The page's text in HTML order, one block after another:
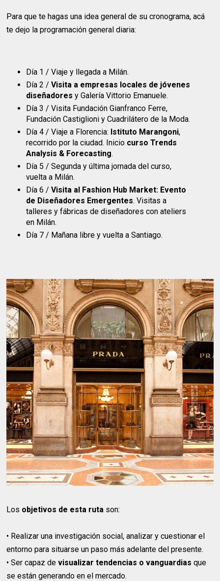
Para que te hagas una idea general de su cronograma, acá
te dejo la programación general diaria:
Día 1 / Viaje y llegada a Milán.
Día 2 /Visita a empresas locales de jóvenes
diseñadores y Galería Vittorio Emanuele.
Día 3 / Visita Fundación Gianfranco Ferre,
Fundación Castiglioni y Cuadrilátero de la Moda.
Día 4 / Viaje a Florencia: Istituto Marangoni,
recorrido por la ciudad. Inicio curso Trends
Analysis & Forecasting.
Día 5 / Segunda y última jornada del curso,
vuelta a Milán.
Día 6 /Visita al Fashion Hub Market: Evento
de Diseñadores Emergentes. Visitas a
talleres y fábricas de diseñadores con ateliers
en Milán.
Día 7 / Mañana libre y vuelta a Santiago.
Los objetivos de esta ruta son:
• Realizar una investigación social, analizar y cuestionar el
entorno para situarse un paso más adelante del presente.
• Ser capaz devisualizar tendencias o vanguardiasque
se están generando en el mercado.